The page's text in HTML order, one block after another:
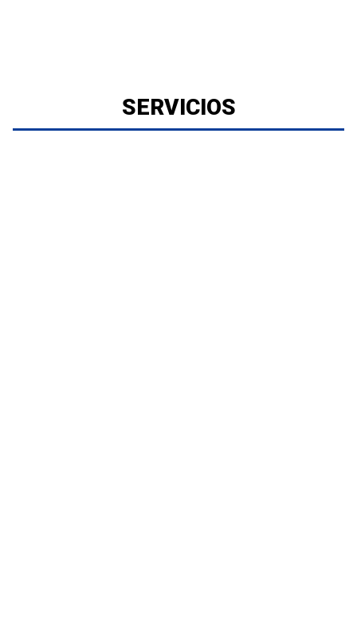
SERVICIOS